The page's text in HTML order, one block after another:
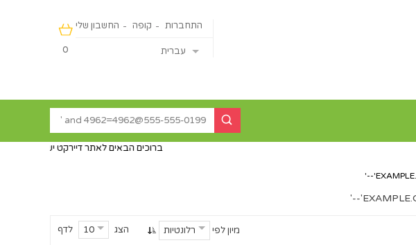
0
החשבון שלי קופה התחברות
עברית
ברוכים הבאים לאתר דיירקט ישראליין - מכירה
הצג 10 לדף מיון לפי רלונטיות